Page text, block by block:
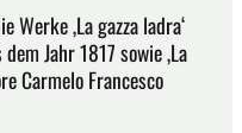
‚La gazza ladra‘
Jahr 1817 sowie ‚La
Carmelo Francesco